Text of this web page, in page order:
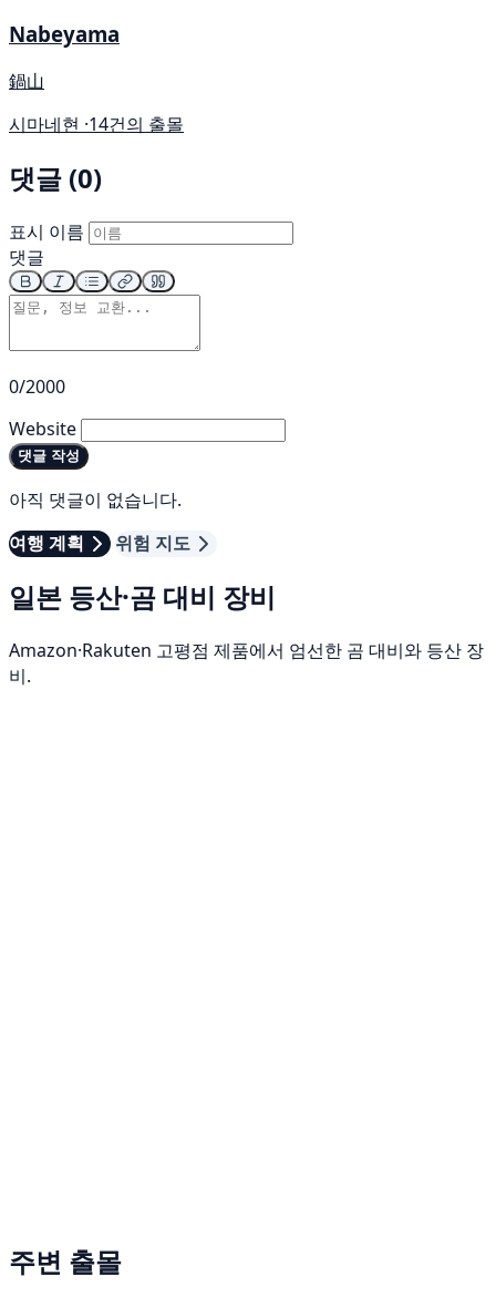
Nabeyama
鍋山
시마네현 ·14건의 출몰
댓글 (0)
표시 이름
댓글
0/2000
Website
댓글 작성
아직 댓글이 없습니다.
여행 계획
위험 지도
일본 등산·곰 대비 장비
Amazon·Rakuten 고평점 제품에서 엄선한 곰 대비와 등산 장
비.
주변 출몰